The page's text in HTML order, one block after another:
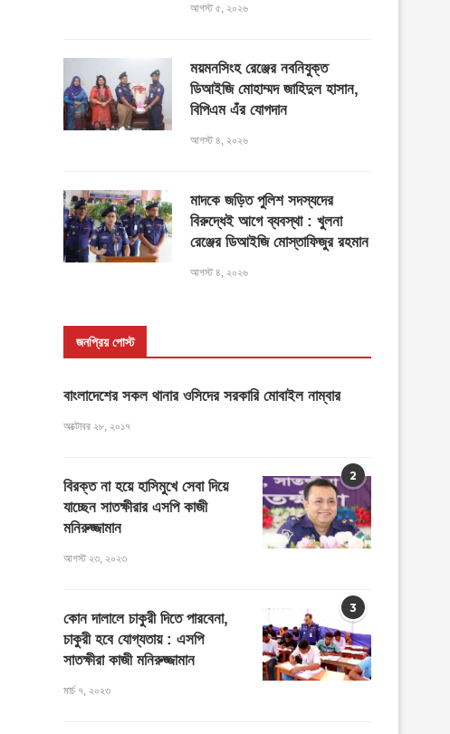
আগস্ট ৫, ২০২৬
ময়মনসিংহ রেঞ্জের নবনিযুক্ত
ডিআইজি মোহাম্মদ জাহিদুল হাসান,
বিপিএম এঁর যোগদান
আগস্ট ৪, ২০২৬
মাদকে জড়িত পুলিশ সদস্যদের
বিরুদ্ধেই আগে ব্যবস্থা : খুলনা
রেঞ্জের ডিআইজি মোস্তাফিজুর রহমান
আগস্ট ৪, ২০২৬
জনপ্রিয় পোস্ট
বাংলাদেশের সকল থানার ওসিদের সরকারি মোবাইল নাম্বার
অক্টোবর ২৮, ২০১৭
2
বিরক্ত না হয়ে হাসিমুখে সেবা দিয়ে
যাচ্ছেন সাতক্ষীরার এসপি কাজী
মনিরুজ্জামান
আগস্ট ২৩, ২০২৩
3
কোন দালালে চাকুরী দিতে পারবেনা,
চাকুরী হবে যোগ্যতায় : এসপি
সাতক্ষীরা কাজী মনিরুজ্জামান
মার্চ ৭, ২০২৩